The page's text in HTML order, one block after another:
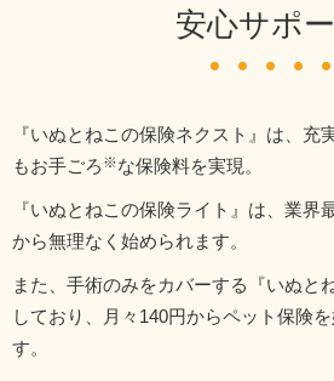
安心サポ
『いぬとねこの保険ネクスト』は、充
もお手ごろ
な保険料を実現。
『いぬとねこの保険ライト』は、業界
から無理なく始められます。
また、手術のみをカバーする『いぬと
しており、月々140円からペット保険
す。